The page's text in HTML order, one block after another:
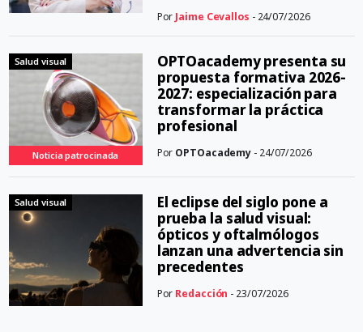
Por Jaime Cevallos - 24/07/2026
Salud visual
Noticia patrocinada
OPTOacademy presenta su
propuesta formativa 2026-
2027: especialización para
transformar la práctica
profesional
Por OPTOacademy - 24/07/2026
Salud visual
El eclipse del siglo pone a
prueba la salud visual:
ópticos y oftalmólogos
lanzan una advertencia sin
precedentes
Por Redacción - 23/07/2026